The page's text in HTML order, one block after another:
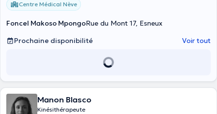
Centre Médical Nève
Foncel Makoso MpongoRue du Mont 17, Esneux
Prochaine disponibilité
Voir tout
Manon Blasco
Kinésithérapeute